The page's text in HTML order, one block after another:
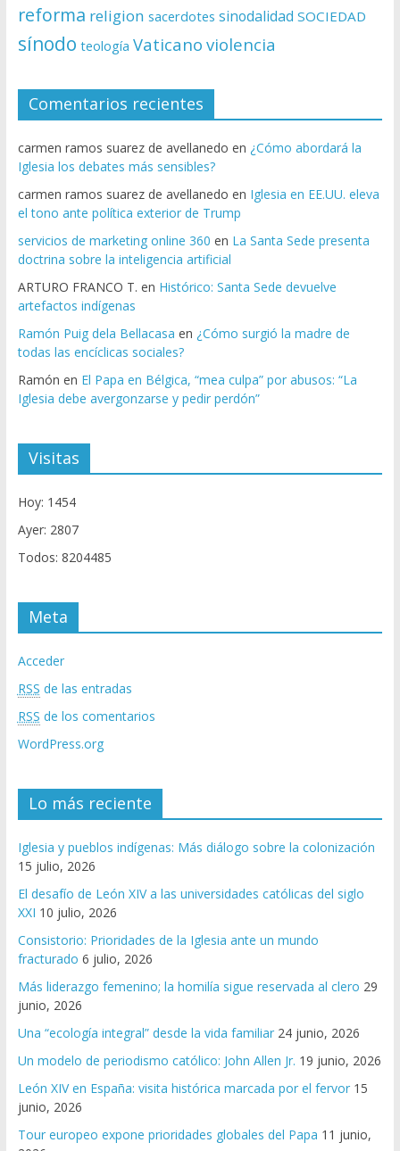
reforma religion sacerdotes sinodalidad SOCIEDAD
sínodo teología Vaticano violencia
Comentarios recientes
carmen ramos suarez de avellanedo en ¿Cómo abordará la
Iglesia los debates más sensibles?
carmen ramos suarez de avellanedo en Iglesia en EE.UU. eleva
el tono ante política exterior de Trump
servicios de marketing online 360 en La Santa Sede presenta
doctrina sobre la inteligencia artificial
ARTURO FRANCO T. en Histórico: Santa Sede devuelve
artefactos indígenas
Ramón Puig dela Bellacasa en ¿Cómo surgió la madre de
todas las encíclicas sociales?
Ramón en El Papa en Bélgica, “mea culpa” por abusos: “La
Iglesia debe avergonzarse y pedir perdón”
Visitas
Hoy: 1454
Ayer: 2807
Todos: 8204485
Meta
Acceder
RSS de las entradas
RSS de los comentarios
WordPress.org
Lo más reciente
Iglesia y pueblos indígenas: Más diálogo sobre la colonización
15 julio, 2026
El desafío de León XIV a las universidades católicas del siglo
XXI 10 julio, 2026
Consistorio: Prioridades de la Iglesia ante un mundo
fracturado 6 julio, 2026
Más liderazgo femenino; la homilía sigue reservada al clero 29
junio, 2026
Una “ecología integral” desde la vida familiar 24 junio, 2026
Un modelo de periodismo católico: John Allen Jr. 19 junio, 2026
León XIV en España: visita histórica marcada por el fervor 15
junio, 2026
Tour europeo expone prioridades globales del Papa 11 junio,